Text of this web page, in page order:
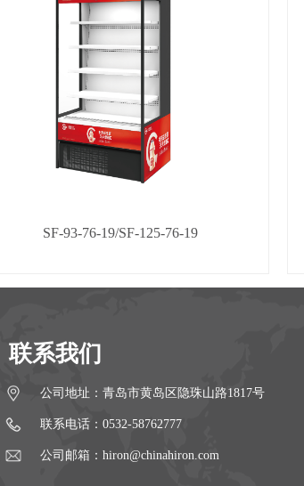
SF-93-76-19/SF-125-76-19
联系我们
公司地址：青岛市黄岛区隐珠山路1817号
联系电话：0532-58762777
公司邮箱：hiron@chinahiron.com